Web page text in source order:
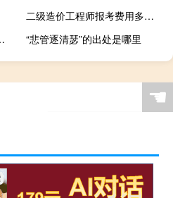
二级造价工程师报考费用多少钱
奇艺黄金会员）
“悲管逐清瑟”的出处是哪里
☚